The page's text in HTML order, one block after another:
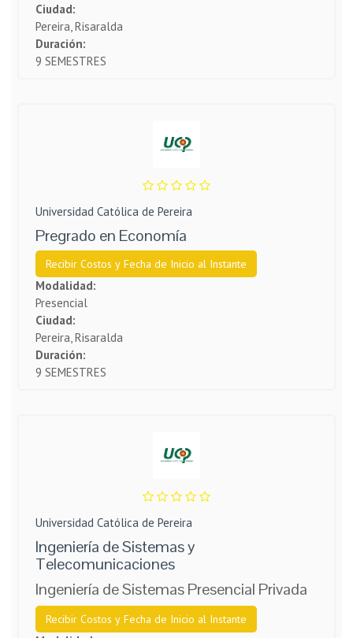
Ciudad:
Pereira, Risaralda
Duración:
9 SEMESTRES
Universidad Católica de Pereira
Pregrado en Economía
Recibir Costos y Fecha de Inicio al Instante
Modalidad:
Presencial
Ciudad:
Pereira, Risaralda
Duración:
9 SEMESTRES
Universidad Católica de Pereira
Ingeniería de Sistemas y
Telecomunicaciones
Ingeniería de Sistemas Presencial Privada
Recibir Costos y Fecha de Inicio al Instante